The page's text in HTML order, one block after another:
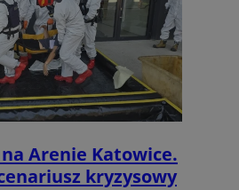
Arenie Katowice.
kryzysowy